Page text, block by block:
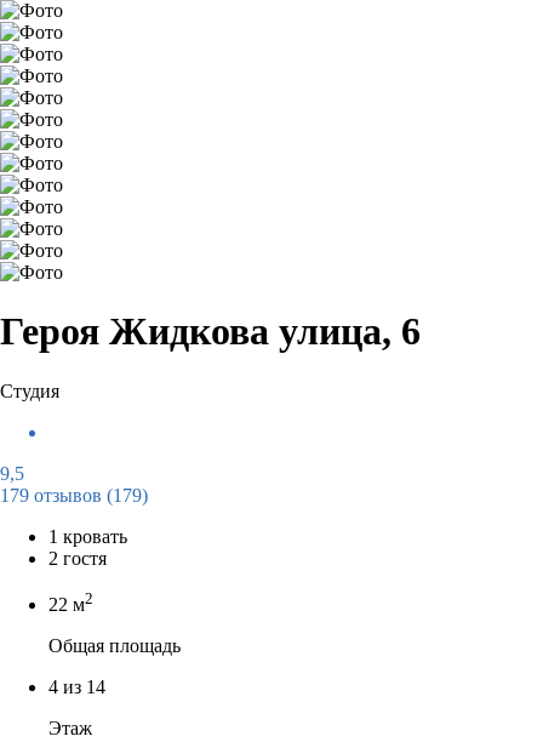
Героя Жидкова улица, 6
Студия
9,5
179 отзывов (179)
1 кровать
2 гостя
22 м2
Общая площадь
4 из 14
Этаж